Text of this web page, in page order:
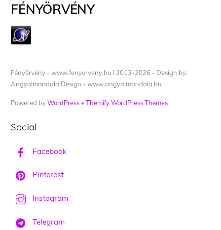
FÉNYÖRVÉNY
Fényörvény - www.fenyorveny.hu I 2013-2026 - Design by:
Angyalmandala Design - www.angyalmandala.hu
Powered byWordPress •Themify WordPress Themes
Social
Facebook
Pinterest
Instagram
Telegram